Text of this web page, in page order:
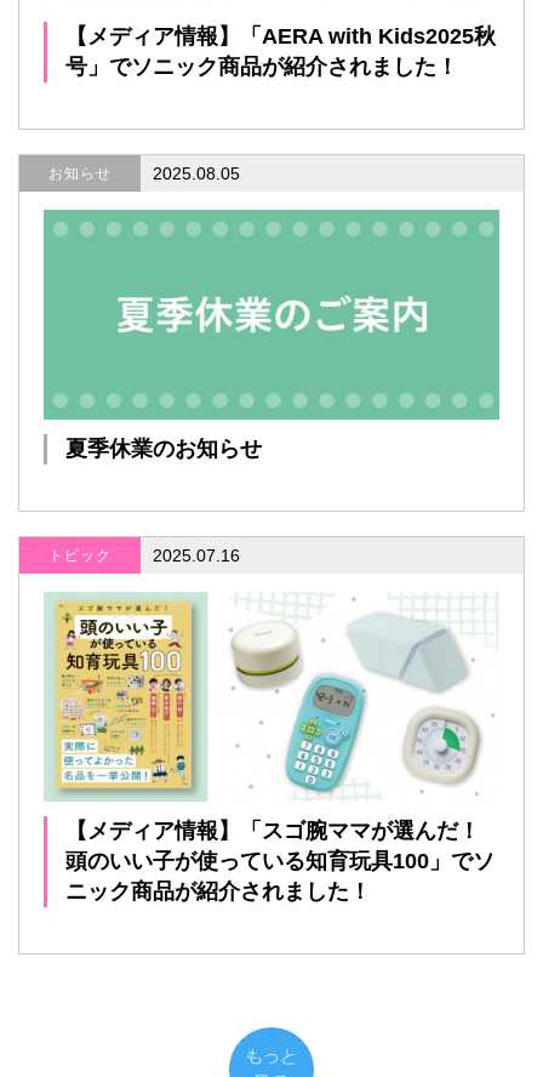
【メディア情報】「AERA with Kids2025秋
号」でソニック商品が紹介されました！
お知らせ 2025.08.05
夏季休業のお知らせ
トピック 2025.07.16
【メディア情報】「スゴ腕ママが選んだ！
頭のいい子が使っている知育玩具100」でソ
ニック商品が紹介されました！